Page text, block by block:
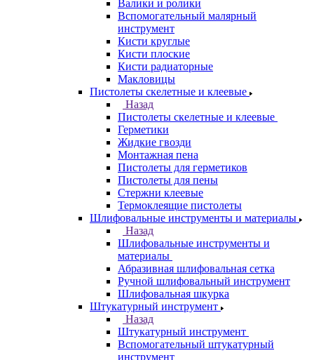
Валики и ролики
Вспомогательный малярный
инструмент
Кисти круглые
Кисти плоские
Кисти радиаторные
Макловицы
Пистолеты скелетные и клеевые
Назад
Пистолеты скелетные и клеевые
Герметики
Жидкие гвозди
Монтажная пена
Пистолеты для герметиков
Пистолеты для пены
Стержни клеевые
Термоклеящие пистолеты
Шлифовальные инструменты и материалы
Назад
Шлифовальные инструменты и
материалы
Абразивная шлифовальная сетка
Ручной шлифовальный инструмент
Шлифовальная шкурка
Штукатурный инструмент
Назад
Штукатурный инструмент
Вспомогательный штукатурный
инструмент